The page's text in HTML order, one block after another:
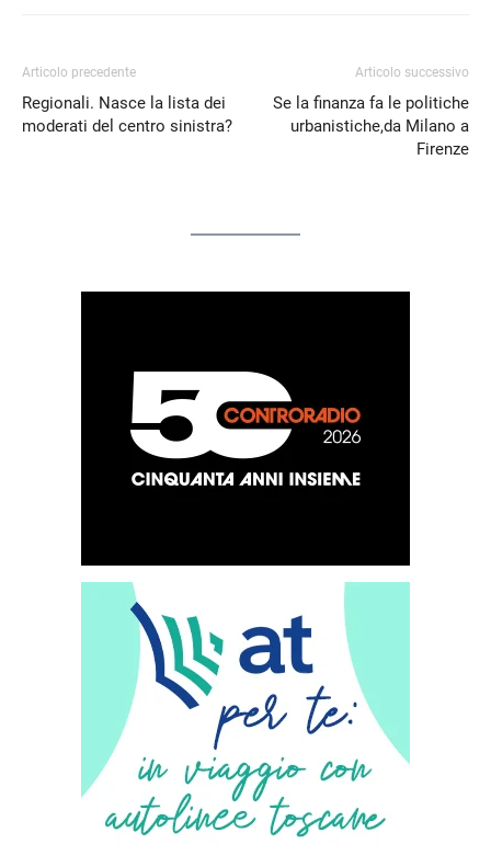
Articolo precedente
Regionali. Nasce la lista dei
moderati del centro sinistra?
Articolo successivo
Se la finanza fa le politiche
urbanistiche,da Milano a
Firenze